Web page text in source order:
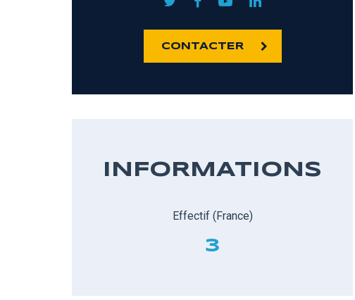
CONTACTER
INFORMATIONS
Effectif (France)
3